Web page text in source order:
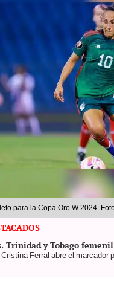
para la Copa Oro W 2024.
Trinidad y Tobago
Cristina Ferral abre el marcador